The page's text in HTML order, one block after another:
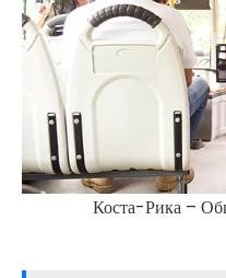
Коста-Рика –